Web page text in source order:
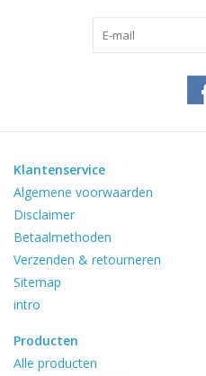
Klantenservice
Algemene voorwaarden
Disclaimer
Betaalmethoden
Verzenden & retourneren
Sitemap
intro
Producten
Alle producten